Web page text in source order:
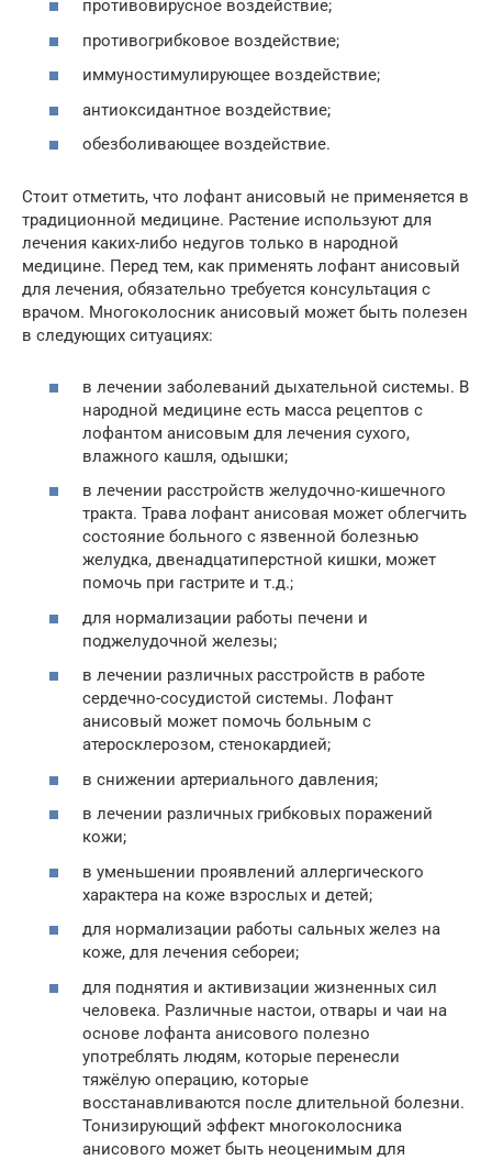
противовирусное воздействие;
противогрибковое воздействие;
иммуностимулирующее воздействие;
антиоксидантное воздействие;
обезболивающее воздействие.
Стоит отметить, что лофант анисовый не применяется в
традиционной медицине. Растение используют для
лечения каких-либо недугов только в народной
медицине. Перед тем, как применять лофант анисовый
для лечения, обязательно требуется консультация с
врачом. Многоколосник анисовый может быть полезен
в следующих ситуациях:
в лечении заболеваний дыхательной системы. В
народной медицине есть масса рецептов с
лофантом анисовым для лечения сухого,
влажного кашля, одышки;
в лечении расстройств желудочно-кишечного
тракта. Трава лофант анисовая может облегчить
состояние больного с язвенной болезнью
желудка, двенадцатиперстной кишки, может
помочь при гастрите и т.д.;
для нормализации работы печени и
поджелудочной железы;
в лечении различных расстройств в работе
сердечно-сосудистой системы. Лофант
анисовый может помочь больным с
атеросклерозом, стенокардией;
в снижении артериального давления;
в лечении различных грибковых поражений
кожи;
в уменьшении проявлений аллергического
характера на коже взрослых и детей;
для нормализации работы сальных желез на
коже, для лечения себореи;
для поднятия и активизации жизненных сил
человека. Различные настои, отвары и чаи на
основе лофанта анисового полезно
употреблять людям, которые перенесли
тяжёлую операцию, которые
восстанавливаются после длительной болезни.
Тонизирующий эффект многоколосника
анисового может быть неоценимым для